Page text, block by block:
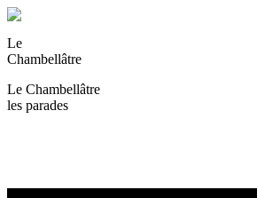
Le
Chambellâtre
Le Chambellâtre
les parades